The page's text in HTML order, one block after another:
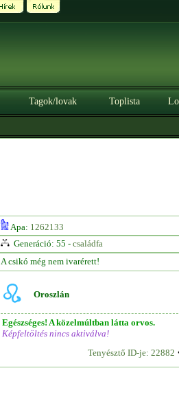
Tagok/lovak Toplista
Apa: 1262133
Generáció: 55 - családfa
A csikó még nem ivarérett!
Oroszlán
Egészséges! A közelmúltban látta orvos.
Képfeltöltés nincs aktiválva!
Tenyésztő ID-je: 22882